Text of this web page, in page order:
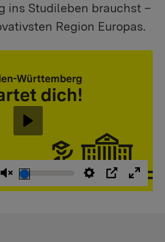
ins Studileben brauchst –
Region Europas.
StummschaltungEinstellungen
PIP
Abspielen